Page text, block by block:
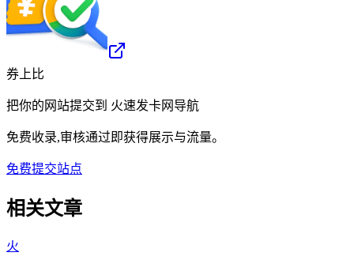
券上比
把你的网站提交到 火速发卡网导航
免费收录,审核通过即获得展示与流量。
免费提交站点
相关文章
火